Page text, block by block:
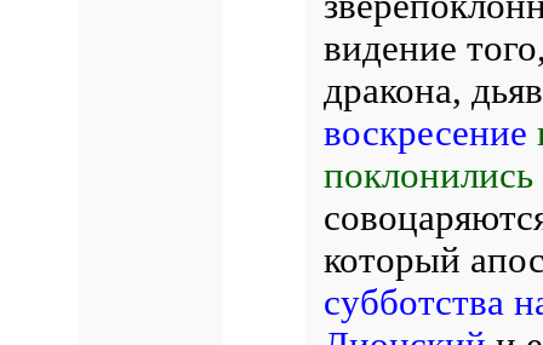
видение
дракона,
воскресение
который
субботства